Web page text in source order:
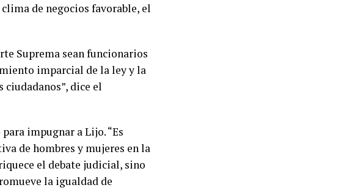
de negocios favorable, el
Suprema sean funcionarios
imparcial de la ley y la
ciudadanos”, dice el
impugnar a Lijo. “Es
de hombres y mujeres en la
el debate judicial, sino
la igualdad de